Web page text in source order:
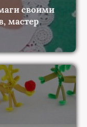
своими
мастер